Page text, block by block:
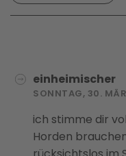
einheimischer
SONNTAG, 30.
ich stimme dir
Horden